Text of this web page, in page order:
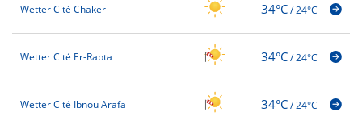
Wetter Cité Chaker 34°C/24°C
Wetter Cité Er-Rabta 34°C/24°C
Wetter Cité Ibnou Arafa 34°C/24°C